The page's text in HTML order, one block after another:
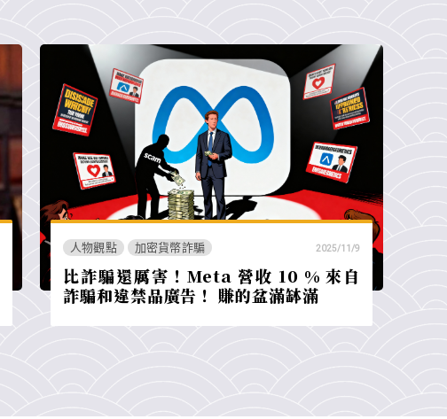
人物觀點 加密貨幣詐騙 2025/11/9
比詐騙還厲害！Meta 營收 10 % 來自
詐騙和違禁品廣告！ 賺的盆滿缽滿